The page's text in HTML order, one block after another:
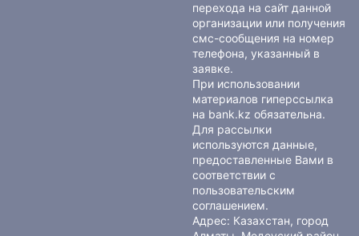
перехода на сайт данной
организации или получения
смс-сообщения на номер
телефона, указанный в
заявке.
При использовании
материалов гиперссылка
на bank.kz обязательна.
Для рассылки
используются данные,
предоставленные Вами в
соответствии с
пользовательским
соглашением.
Адрес: Казахстан, город